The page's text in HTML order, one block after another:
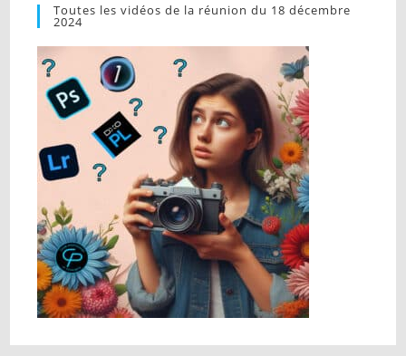
Toutes les vidéos de la réunion du 18 décembre
2024